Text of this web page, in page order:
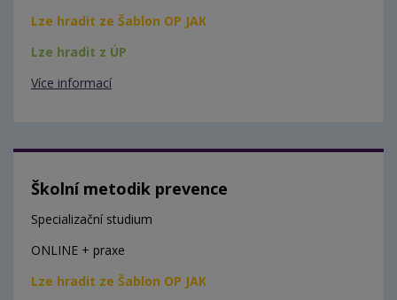
Lze hradit ze Šablon OP JAK
Lze hradit z ÚP
Více informací
Školní metodik prevence
Specializační studium
ONLINE + praxe
Lze hradit ze Šablon OP JAK